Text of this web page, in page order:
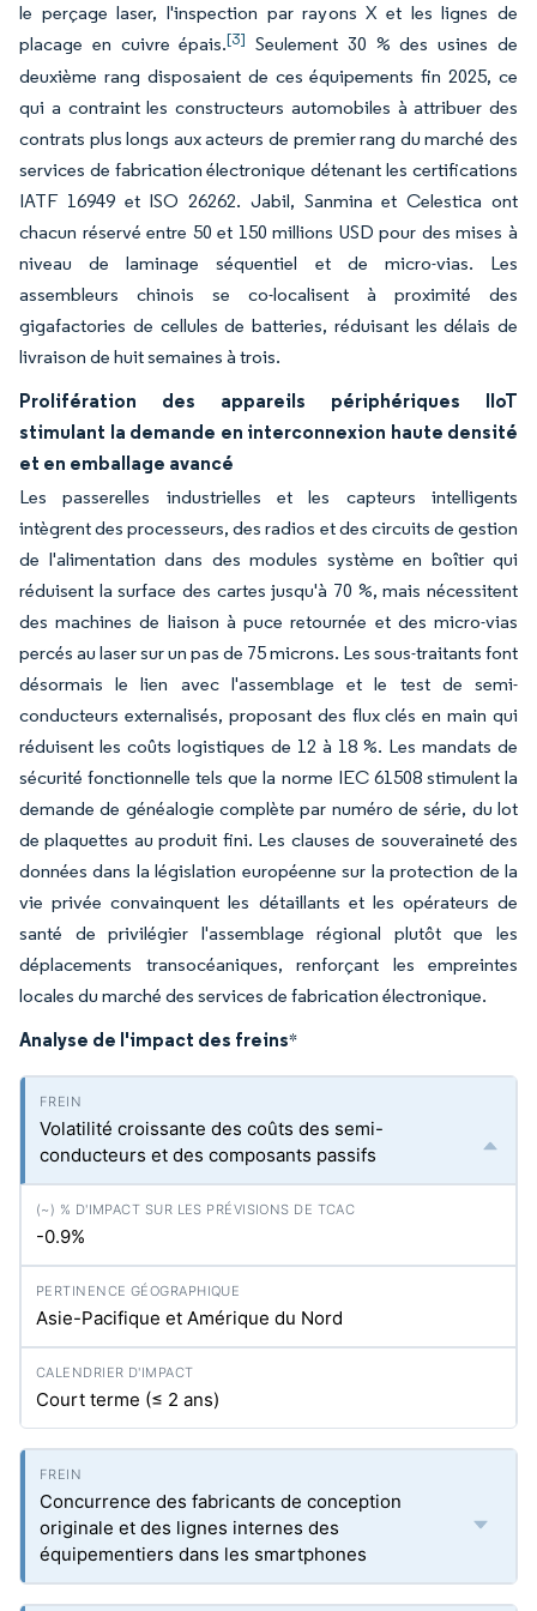
le perçage laser, l'inspection par rayons X et les lignes de
placage en cuivre épais.[3] Seulement 30 % des usines de
deuxième rang disposaient de ces équipements fin 2025, ce
qui a contraint les constructeurs automobiles à attribuer des
contrats plus longs aux acteurs de premier rang du marché des
services de fabrication électronique détenant les certifications
IATF 16949 et ISO 26262. Jabil, Sanmina et Celestica ont
chacun réservé entre 50 et 150 millions USD pour des mises à
niveau de laminage séquentiel et de micro-vias. Les
assembleurs chinois se co-localisent à proximité des
gigafactories de cellules de batteries, réduisant les délais de
livraison de huit semaines à trois.
Prolifération des appareils périphériques IIoT
stimulant la demande en interconnexion haute densité
et en emballage avancé
Les passerelles industrielles et les capteurs intelligents
intègrent des processeurs, des radios et des circuits de gestion
de l'alimentation dans des modules système en boîtier qui
réduisent la surface des cartes jusqu'à 70 %, mais nécessitent
des machines de liaison à puce retournée et des micro-vias
percés au laser sur un pas de 75 microns. Les sous-traitants font
désormais le lien avec l'assemblage et le test de semi-
conducteurs externalisés, proposant des flux clés en main qui
réduisent les coûts logistiques de 12 à 18 %. Les mandats de
sécurité fonctionnelle tels que la norme IEC 61508 stimulent la
demande de généalogie complète par numéro de série, du lot
de plaquettes au produit fini. Les clauses de souveraineté des
données dans la législation européenne sur la protection de la
vie privée convainquent les détaillants et les opérateurs de
santé de privilégier l'assemblage régional plutôt que les
déplacements transocéaniques, renforçant les empreintes
locales du marché des services de fabrication électronique.
Analyse de l'impact des freins*
Volatilité croissante des coûts des semi-
conducteurs et des composants passifs
-0.9%
Asie-Pacifique et Amérique du Nord
Court terme (≤ 2 ans)
Concurrence des fabricants de conception
originale et des lignes internes des
équipementiers dans les smartphones